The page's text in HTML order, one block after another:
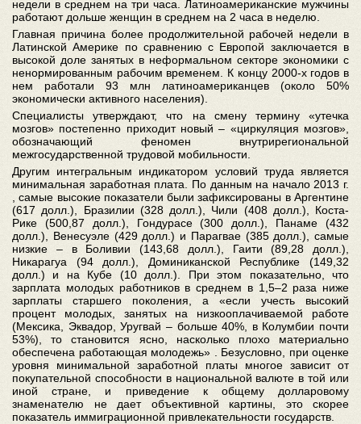
недели в среднем на три часа. Латиноамериканские мужчины
работают дольше женщин в среднем на 2 часа в неделю.
Главная причина более продолжительной рабочей недели в
Латинской Америке по сравнению с Европой заключается в
высокой доле занятых в неформальном секторе экономики с
ненормированным рабочим временем. К концу 2000-х годов в
нем работали 93 млн латиноамериканцев (около 50%
экономически активного населения).
Специалисты утверждают, что на смену термину «утечка
мозгов» постепенно приходит новый – «циркуляция мозгов»,
обозначающий феномен внутрирегиональной
межгосударственной трудовой мобильности.
Другим интегральным индикатором условий труда является
минимальная заработная плата. По данным на начало 2013 г.
, самые высокие показатели были зафиксированы в Аргентине
(617 долл.), Бразилии (328 долл.), Чили (408 долл.), Коста-
Рике (500,87 долл.), Гондурасе (300 долл.), Панаме (432
долл.), Венесуэле (429 долл.) и Парагвае (385 долл.), самые
низкие – в Боливии (143,68 долл.), Гаити (89,28 долл.),
Никарагуа (94 долл.), Доминиканской Республике (149,32
долл.) и на Кубе (10 долл.). При этом показательно, что
зарплата молодых работников в среднем в 1,5–2 раза ниже
зарплаты старшего поколения, а «если учесть высокий
процент молодых, занятых на низкооплачиваемой работе
(Мексика, Эквадор, Уругвай – больше 40%, в Колумбии почти
53%), то становится ясно, насколько плохо материально
обеспечена работающая молодежь» . Безусловно, при оценке
уровня минимальной заработной платы многое зависит от
покупательной способности в национальной валюте в той или
иной стране, и приведение к общему долларовому
знаменателю не дает объективной картины, это скорее
показатель иммиграционной привлекательности государств.